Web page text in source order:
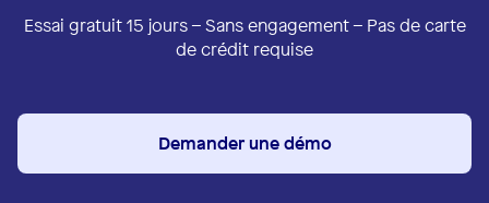
Essai gratuit 15 jours – Sans engagement – Pas de carte
de crédit requise
Demander une démo